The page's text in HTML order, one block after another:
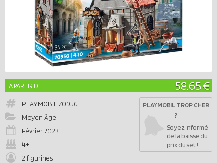
A PARTIR DE 58.65 €
PLAYMOBIL70956
Moyen Âge
Février 2023
4+
2 figurines
PLAYMOBIL TROP CHER
?
Soyez informé
de la baisse du
prix du set !